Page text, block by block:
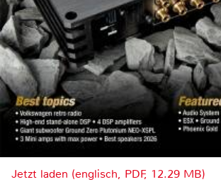
Jetzt laden (englisch, PDF, 12.29 MB)